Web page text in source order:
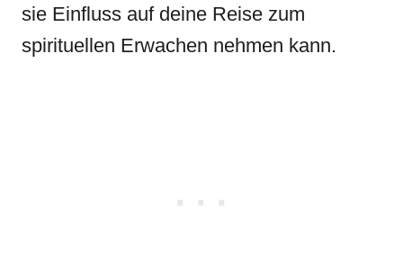
sie Einfluss auf deine Reise zum
spirituellen Erwachen nehmen kann.